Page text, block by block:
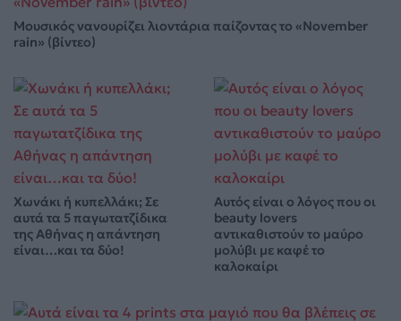
Μουσικός νανουρίζει λιοντάρια παίζοντας το «November
rain» (βίντεο)
Χωνάκι ή κυπελλάκι; Σε
αυτά τα 5 παγωτατζίδικα
της Αθήνας η απάντηση
είναι…και τα δύο!
Αυτός είναι ο λόγος που οι
beauty lovers
αντικαθιστούν το μαύρο
μολύβι με καφέ το
καλοκαίρι